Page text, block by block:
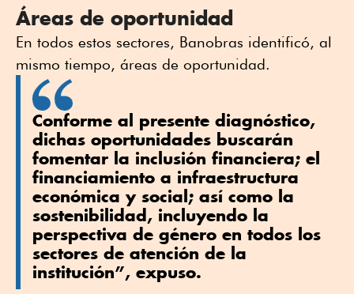
Áreas de oportunidad
En todos estos sectores, Banobras identificó, al
mismo tiempo, áreas de oportunidad.
Conforme al presente diagnóstico,
dichas oportunidades buscarán
fomentar la inclusión financiera; el
financiamiento a infraestructura
económica y social; así como la
sostenibilidad, incluyendo la
perspectiva de género en todos los
sectores de atención de la
institución”, expuso.